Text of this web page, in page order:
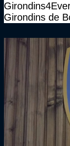
Girondins de